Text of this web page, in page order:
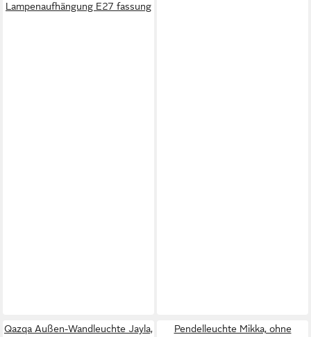
Lampenaufhängung E27 fassung
Qazqa Außen-Wandleuchte Jayla,
Pendelleuchte Mikka, ohne